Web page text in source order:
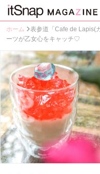
ホーム
表参道「Cafe de Lapis(
ーツが乙女心をキャッチ♡